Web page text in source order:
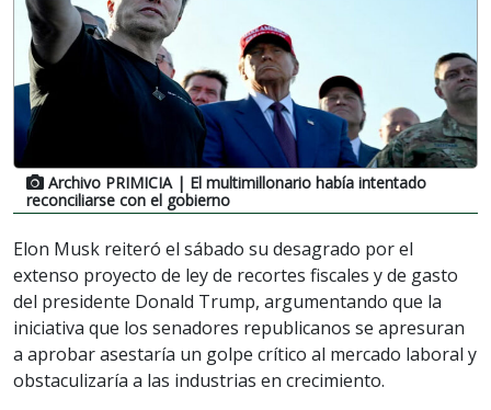
Archivo PRIMICIA | El multimillonario había intentado
reconciliarse con el gobierno
Elon Musk reiteró el sábado su desagrado por el
extenso proyecto de ley de recortes fiscales y de gasto
del presidente Donald Trump, argumentando que la
iniciativa que los senadores republicanos se apresuran
a aprobar asestaría un golpe crítico al mercado laboral y
obstaculizaría a las industrias en crecimiento.